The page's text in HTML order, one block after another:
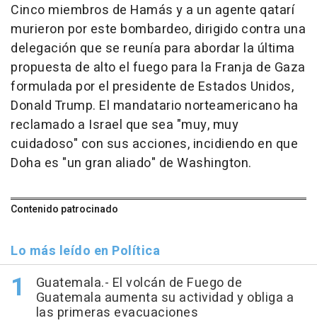
Cinco miembros de Hamás y a un agente qatarí
murieron por este bombardeo, dirigido contra una
delegación que se reunía para abordar la última
propuesta de alto el fuego para la Franja de Gaza
formulada por el presidente de Estados Unidos,
Donald Trump. El mandatario norteamericano ha
reclamado a Israel que sea "muy, muy
cuidadoso" con sus acciones, incidiendo en que
Doha es "un gran aliado" de Washington.
Contenido patrocinado
Lo más leído en Política
Guatemala.- El volcán de Fuego de
Guatemala aumenta su actividad y obliga a
las primeras evacuaciones